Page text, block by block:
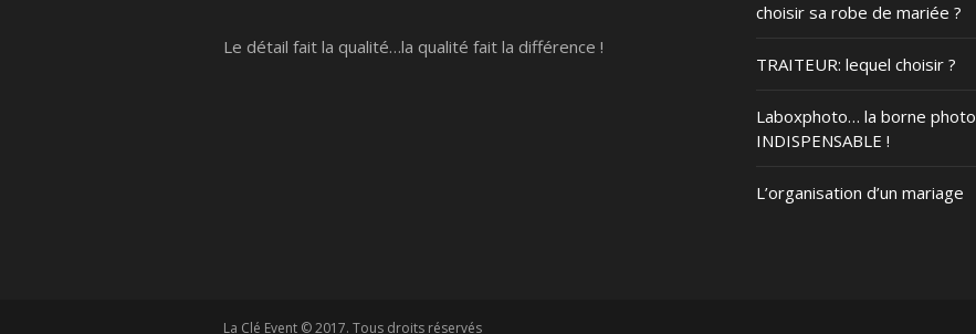
Le détail fait la qualité…la qualité fait la différence !
choisir sa robe de mariée ?
TRAITEUR: lequel choisir ?
Laboxphoto… la borne photo
INDISPENSABLE !
L’organisation d’un mariage
La Clé Event © 2017. Tous droits réservés